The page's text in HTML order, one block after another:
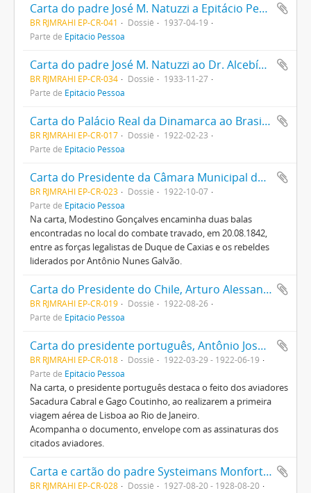
Carta do padre José M. Natuzzi a Epitácio Pessoa e esposa, agradecendo as felicitações pelo seu 74º aniversário
BR RJMRAHI EP-CR-041 Dossiê
1937-04-19
Parte de Epitácio Pessoa
Carta do padre José M. Natuzzi ao Dr. Alcebíades [Delamare} comentando o combate ao marxismo
BR RJMRAHI EP-CR-034 Dossiê
1933-11-27
Parte de Epitácio Pessoa
Carta do Palácio Real da Dinamarca ao Brasil com congratulações pelo Centenário da Independência
BR RJMRAHI EP-CR-017 Dossiê
1922-02-23
Parte de Epitácio Pessoa
Carta do Presidente da Câmara Municipal de Santa Luzia (MG), Modestino Gonçalves, a Epitácio Pessoa
BR RJMRAHI EP-CR-023 Dossiê
1922-10-07
Parte de Epitácio Pessoa
Na carta, Modestino Gonçalves encaminha duas balas
encontradas no local do combate travado, em 20.08.1842,
entre as forças legalistas de Duque de Caxias e os rebeldes
liderados por Antônio Nunes Galvão.
Carta do Presidente do Chile, Arturo Alessandri, confraternizando-se com o povo brasileiro por ocasião das comemorações do centenário da Independência do Brasil
BR RJMRAHI EP-CR-019 Dossiê
1922-08-26
Parte de Epitácio Pessoa
Carta do presidente português, Antônio José d`Almeida, ao presidente Epitácio Pessoa
BR RJMRAHI EP-CR-018 Dossiê
1922-03-29 - 1922-06-19
Parte de Epitácio Pessoa
Na carta, o presidente português destaca o feito dos aviadores
Sacadura Cabral e Gago Coutinho, ao realizarem a primeira
viagem aérea de Lisboa ao Rio de Janeiro.
Acompanha o documento, envelope com as assinaturas dos
citados aviadores.
Carta e cartão do padre Systeimans Monfortain à Mary Sayão Pessoa dando notícias de seu epistolado, de sua viagem a Alkmaar e agradecendo o recebimento de um livro
BR RJMRAHI EP-CR-028 Dossiê
1927-08-20 - 1928-08-20